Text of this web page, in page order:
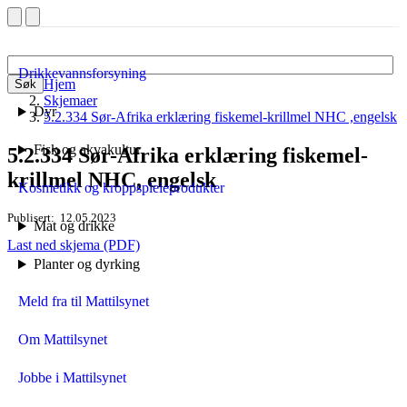
Søk
Drikkevannsforsyning
Dyr
Fisk og akvakultur
Kosmetikk og kroppspleieprodukter
Mat og drikke
Planter og dyrking
Meld fra til Mattilsynet
Om Mattilsynet
Jobbe i Mattilsynet
Hjem
Skjemaer
5.2.334 Sør-Afrika erklæring fiskemel-krillmel NHC ,engelsk
5.2.334 Sør-Afrika erklæring fiskemel-
krillmel NHC, engelsk
Publisert 12.05.2023
Last ned skjema (PDF)